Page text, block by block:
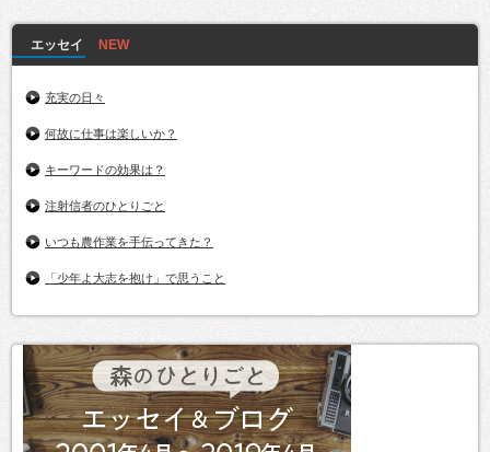
エッセイ
充実の日々
何故に仕事は楽しいか？
キーワードの効果は？
注射信者のひとりごと
いつも農作業を手伝ってきた？
「少年よ大志を抱け」で思うこと